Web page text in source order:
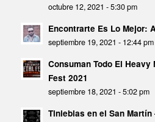
octubre 12, 2021 - 5:30 pm
Encontrarte Es Lo Mejor:
septiembre 19, 2021 - 12:44 pm
Consuman Todo El Heavy
Fest 2021
septiembre 18, 2021 - 5:02 pm
Tinieblas en el San Martín